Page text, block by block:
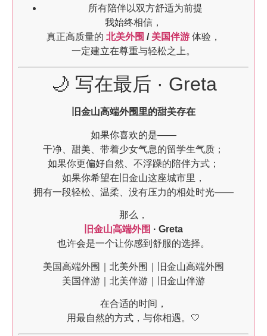
所有陪伴以双方舒适为前提
我始终相信，
真正高质量的 北美外围 /美国伴游 体验，
一定建立在尊重与轻松之上。
🌙 写在最后 · Greta
旧金山高端外围里的甜美存在
如果你喜欢的是——
干净、甜美、带着少女气息的留学生气质；
如果你更偏好自然、不浮躁的陪伴方式；
如果你希望在旧金山这座城市里，
拥有一段轻松、温柔、没有压力的相处时光——
那么，
旧金山高端外围 · Greta
也许会是一个让你感到舒服的选择。
美国高端外围｜北美外围｜旧金山高端外围
美国伴游｜北美伴游｜旧金山伴游
在合适的时间，
用最自然的方式，与你相遇。🤍